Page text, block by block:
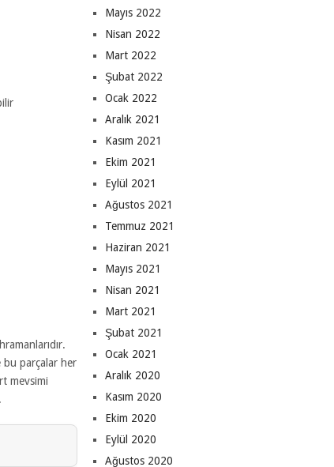
bu parçalar her
mevsimi
Mayıs 2022
Nisan 2022
Mart 2022
Şubat 2022
Ocak 2022
Aralık 2021
Kasım 2021
Ekim 2021
Eylül 2021
Ağustos 2021
Temmuz 2021
Haziran 2021
Mayıs 2021
Nisan 2021
Mart 2021
Şubat 2021
Ocak 2021
Aralık 2020
Kasım 2020
Ekim 2020
Eylül 2020
Ağustos 2020